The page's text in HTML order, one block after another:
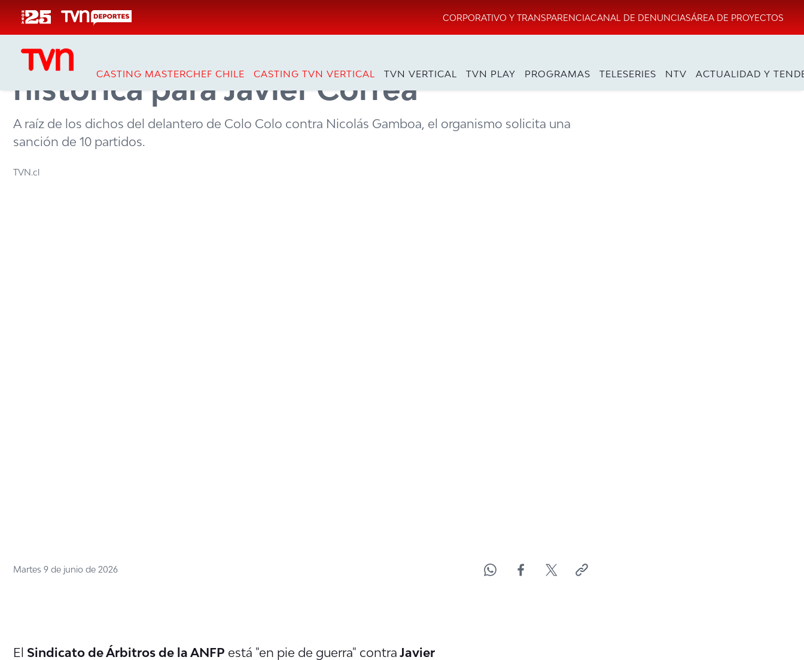
CORPORATIVO Y TRANSPARENCIACANAL DE DENUNCIASÁREA DE PROYECTOS
CASTING MASTERCHEF CHILE CASTING TVN VERTICAL TVN VERTICAL TVN PLAY PROGRAMAS TELESERIES NTV ACTUALIDAD Y
Inicio Deportes Fútbol Nacional
Sindicato de árbitros pide sanción
histórica para Javier Correa
A raíz de los dichos del delantero de Colo Colo contra Nicolás Gamboa, el organismo solicita una
sanción de 10 partidos.
TVN.cl
Martes 9 de junio de 2026
El Sindicato de Árbitros de la ANFP está "en pie de guerra" contra Javier